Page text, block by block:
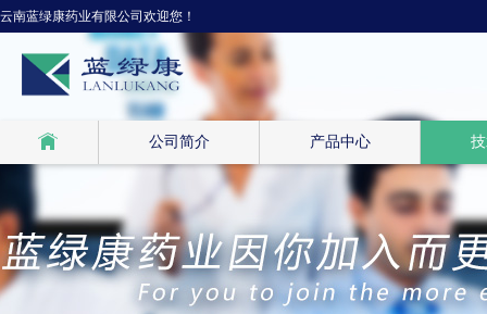
云南蓝绿康药业有限公司欢迎您！
公司简介 产品中心